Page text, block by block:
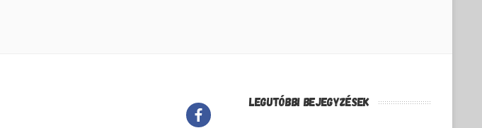
LEGUTÓBBI BEJEGYZÉSEK